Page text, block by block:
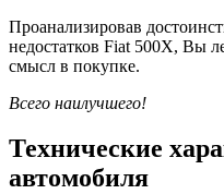
Проанализировав
недостатков Fiat 500X, Вы
смысл в покупке.
Всего наилучшего!
Технические
автомобиля